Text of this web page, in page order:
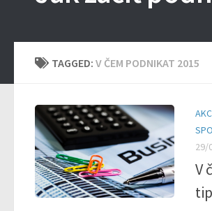
TAGGED: V ČEM PODNIKAT 2015
29/
V